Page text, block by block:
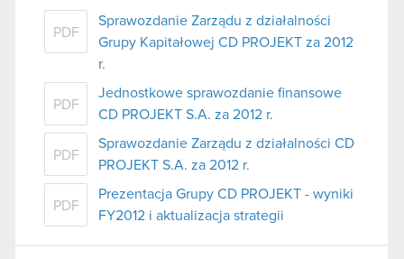
PDF
Sprawozdanie Zarządu z działalności
Grupy Kapitałowej CD PROJEKT za 2012
r.
PDF
Jednostkowe sprawozdanie finansowe
CD PROJEKT S.A. za 2012 r.
PDF
Sprawozdanie Zarządu z działalności CD
PROJEKT S.A. za 2012 r.
PDF
Prezentacja Grupy CD PROJEKT - wyniki
FY2012 i aktualizacja strategii